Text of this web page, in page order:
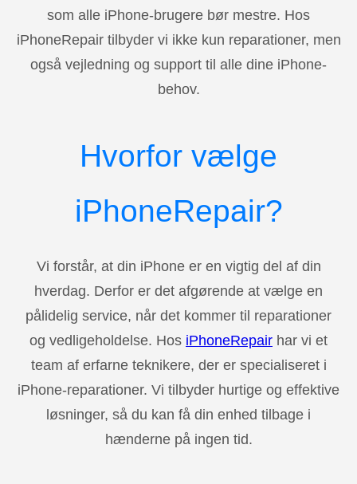
som alle iPhone-brugere bør mestre. Hos
iPhoneRepair tilbyder vi ikke kun reparationer, men
også vejledning og support til alle dine iPhone-
behov.
Hvorfor vælge
iPhoneRepair?
Vi forstår, at din iPhone er en vigtig del af din
hverdag. Derfor er det afgørende at vælge en
pålidelig service, når det kommer til reparationer
og vedligeholdelse. Hos iPhoneRepair har vi et
team af erfarne teknikere, der er specialiseret i
iPhone-reparationer. Vi tilbyder hurtige og effektive
løsninger, så du kan få din enhed tilbage i
hænderne på ingen tid.